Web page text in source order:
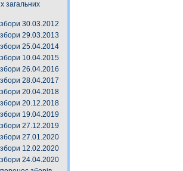
загальних
30.03.2012
29.03.2013
25.04.2014
10.04.2015
26.04.2016
28.04.2017
20.04.2018
20.12.2018
19.04.2019
27.12.2019
27.01.2020
12.02.2020
24.04.2020